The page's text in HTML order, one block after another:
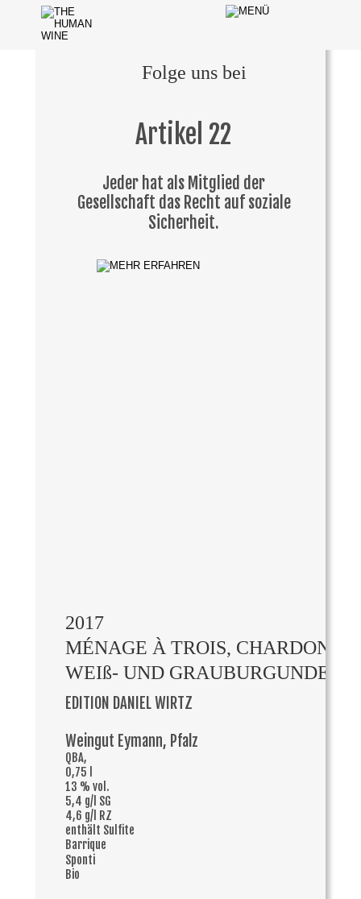
Artikel 22
Jeder hat als Mitglied der
Gesellschaft das Recht auf soziale
Sicherheit.
EDITION DANIEL WIRTZ
Weingut Eymann, Pfalz
QBA,
0,75 l
13 % vol.
5,4 g/l SG
4,6 g/l RZ
enthält Sulfite
Barrique
Sponti
Bio
2017
MÉNAGE À TROIS,
WEIß- UND GRAUBURGUNDER
Folge uns bei